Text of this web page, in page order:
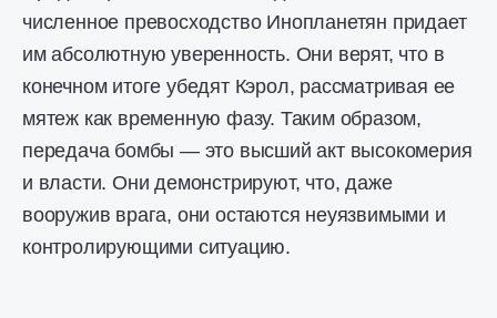
численное превосходство Инопланетян придает
им абсолютную уверенность. Они верят, что в
конечном итоге убедят Кэрол, рассматривая ее
мятеж как временную фазу. Таким образом,
передача бомбы — это высший акт высокомерия
и власти. Они демонстрируют, что, даже
вооружив врага, они остаются неуязвимыми и
контролирующими ситуацию.